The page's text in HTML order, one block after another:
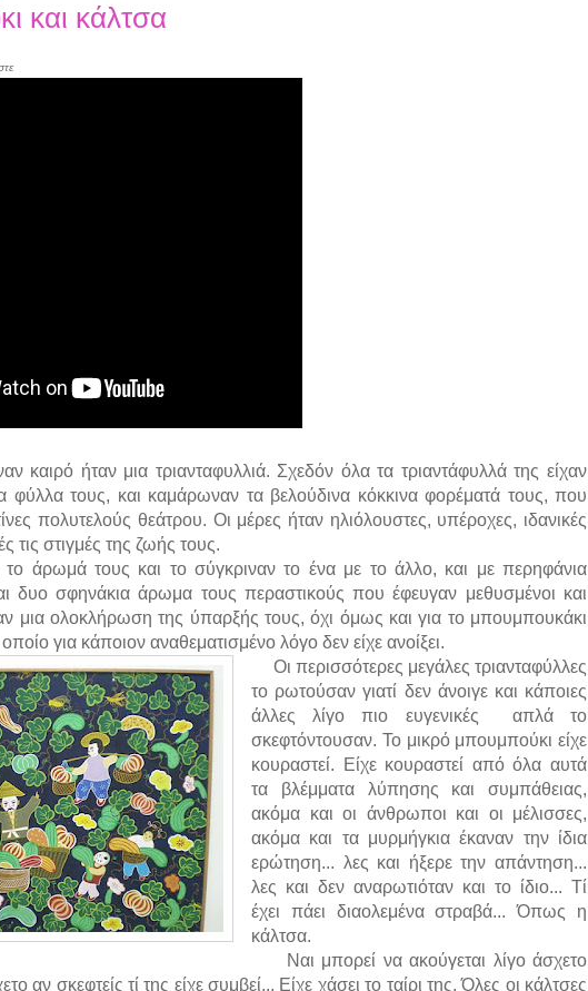
και κάλτσα
καιρό ήταν μια τριανταφυλλιά. Σχεδόν όλα τα τριαντάφυλλά της είχαν
φύλλα τους, και καμάρωναν τα βελούδινα κόκκινα φορέματά τους, που
πολυτελούς θεάτρου. Οι μέρες ήταν ηλιόλουστες, υπέροχες, ιδανικές
τις στιγμές της ζωής τους.
τους και το σύγκριναν το ένα με το άλλο, και με περηφάνια
δυο σφηνάκια άρωμα τους περαστικούς που έφευγαν μεθυσμένοι και
μια ολοκλήρωση της ύπαρξής τους, όχι όμως και για το μπουμπουκάκι
για κάποιον αναθεματισμένο λόγο δεν είχε ανοίξει.
Οι περισσότερες μεγάλες τριανταφύλλες
το ρωτούσαν γιατί δεν άνοιγε και κάποιες
άλλες λίγο πιο ευγενικές απλά το
σκεφτόντουσαν. Το μικρό μπουμπούκι είχε
κουραστεί. Είχε κουραστεί από όλα αυτά
τα βλέμματα λύπησης και συμπάθειας,
ακόμα και οι άνθρωποι και οι μέλισσες,
ακόμα και τα μυρμήγκια έκαναν την ίδια
ερώτηση... λες και ήξερε την απάντηση...
λες και δεν αναρωτιόταν και το ίδιο... Τί
έχει πάει διαολεμένα στραβά... Όπως η
κάλτσα.
Ναι μπορεί να ακούγεται λίγο άσχετο
αν σκεφτείς τί της είχε συμβεί... Είχε χάσει το ταίρι της. Όλες οι κάλτσες